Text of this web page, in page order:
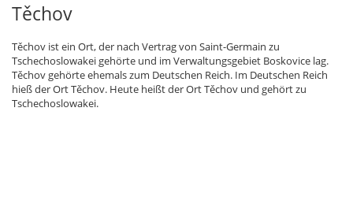
Těchov
Těchov ist ein Ort, der nach Vertrag von Saint-Germain zu
Tschechoslowakei gehörte und im Verwaltungsgebiet Boskovice lag.
Těchov gehörte ehemals zum Deutschen Reich. Im Deutschen Reich
hieß der Ort Těchov. Heute heißt der Ort Těchov und gehört zu
Tschechoslowakei.